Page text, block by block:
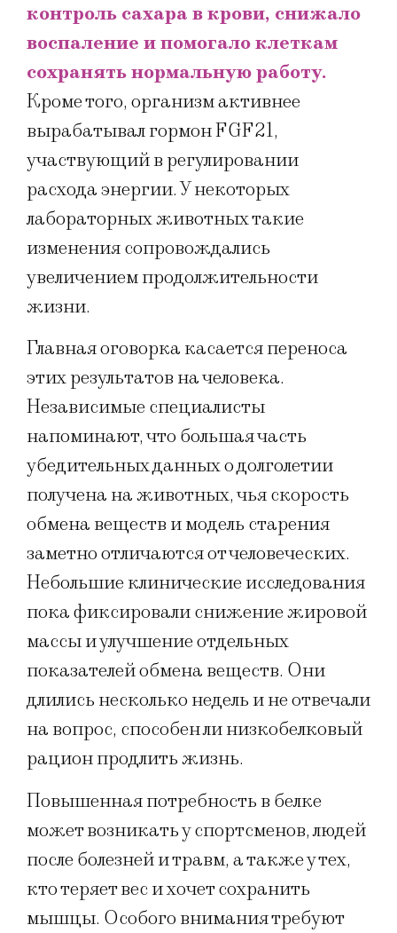
контроль сахара в крови, снижало
воспаление и помогало клеткам
сохранять нормальную работу.
Кроме того, организм активнее
вырабатывал гормон FGF21,
участвующий в регулировании
расхода энергии. У некоторых
лабораторных животных такие
изменения сопровождались
увеличением продолжительности
жизни.
Главная оговорка касается переноса
этих результатов на человека.
Независимые специалисты
напоминают, что большая часть
убедительных данных о долголетии
получена на животных, чья скорость
обмена веществ и модель старения
заметно отличаются от человеческих.
Небольшие клинические исследования
пока фиксировали снижение жировой
массы и улучшение отдельных
показателей обмена веществ. Они
длились несколько недель и не отвечали
на вопрос, способен ли низкобелковый
рацион продлить жизнь.
Повышенная потребность в белке
может возникать у спортсменов, людей
после болезней и травм, а также у тех,
кто теряет вес и хочет сохранить
мышцы. Особого внимания требуют